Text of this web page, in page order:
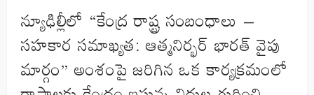
న్యూఢిల్లీలో “కేంద్ర రాష్ట్ర సంబంధాలు –
సహకార సమాఖ్యత: ఆత్మనిర్భర్ భారత్ వైపు
మార్గం” అంశంపై జరిగిన ఒక కార్యక్రమంలో